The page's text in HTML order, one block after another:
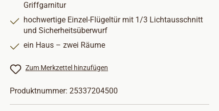
Griffgarnitur
hochwertige Einzel-Flügeltür mit 1/3 Lichtausschnitt
und Sicherheitsüberwurf
ein Haus – zwei Räume
Zum Merkzettel hinzufügen
Produktnummer: 25337204500